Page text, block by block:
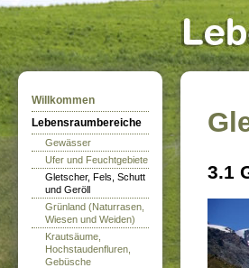
Willkommen
Lebensraumbereiche
Gewässer
Ufer und Feuchtgebiete
Gletscher, Fels, Schutt
und Geröll
Grünland (Naturrasen,
Wiesen und Weiden)
Krautsäume,
Hochstaudenfluren,
Gebüsche
3.1